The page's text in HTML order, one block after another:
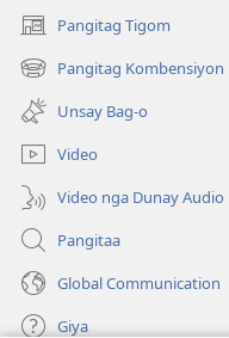
Pangitag Tigom
(mo-
open
ug
bag-
ong
window)
Pangitag Kombensiyon
(mo-
open
ug
bag-
ong
window)
Unsay Bag-o
Video
Video nga Dunay
Pangitaa
Global Communication
Giya